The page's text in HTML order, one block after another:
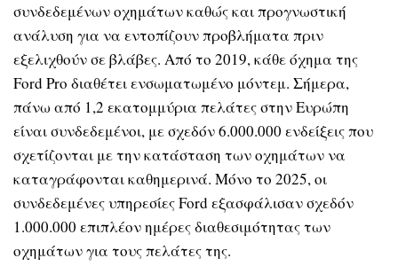
συνδεδεμένων οχημάτων καθώς και προγνωστική
ανάλυση για να εντοπίζουν προβλήματα πριν
εξελιχθούν σε βλάβες. Από το 2019, κάθε όχημα της
Ford Pro διαθέτει ενσωματωμένο μόντεμ. Σήμερα,
πάνω από 1,2 εκατομμύρια πελάτες στην Ευρώπη
είναι συνδεδεμένοι, με σχεδόν 6.000.000 ενδείξεις που
σχετίζονται με την κατάσταση των οχημάτων να
καταγράφονται καθημερινά. Μόνο το 2025, οι
συνδεδεμένες υπηρεσίες Ford εξασφάλισαν σχεδόν
1.000.000 επιπλέον ημέρες διαθεσιμότητας των
οχημάτων για τους πελάτες της.